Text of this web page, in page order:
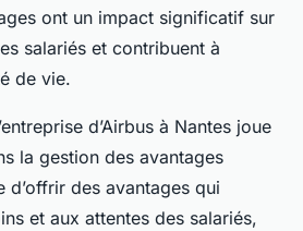
ont un impact significatif sur
salariés et contribuent à
de vie.
d’Airbus à Nantes joue
la gestion des avantages
d’offrir des avantages qui
et aux attentes des salariés,